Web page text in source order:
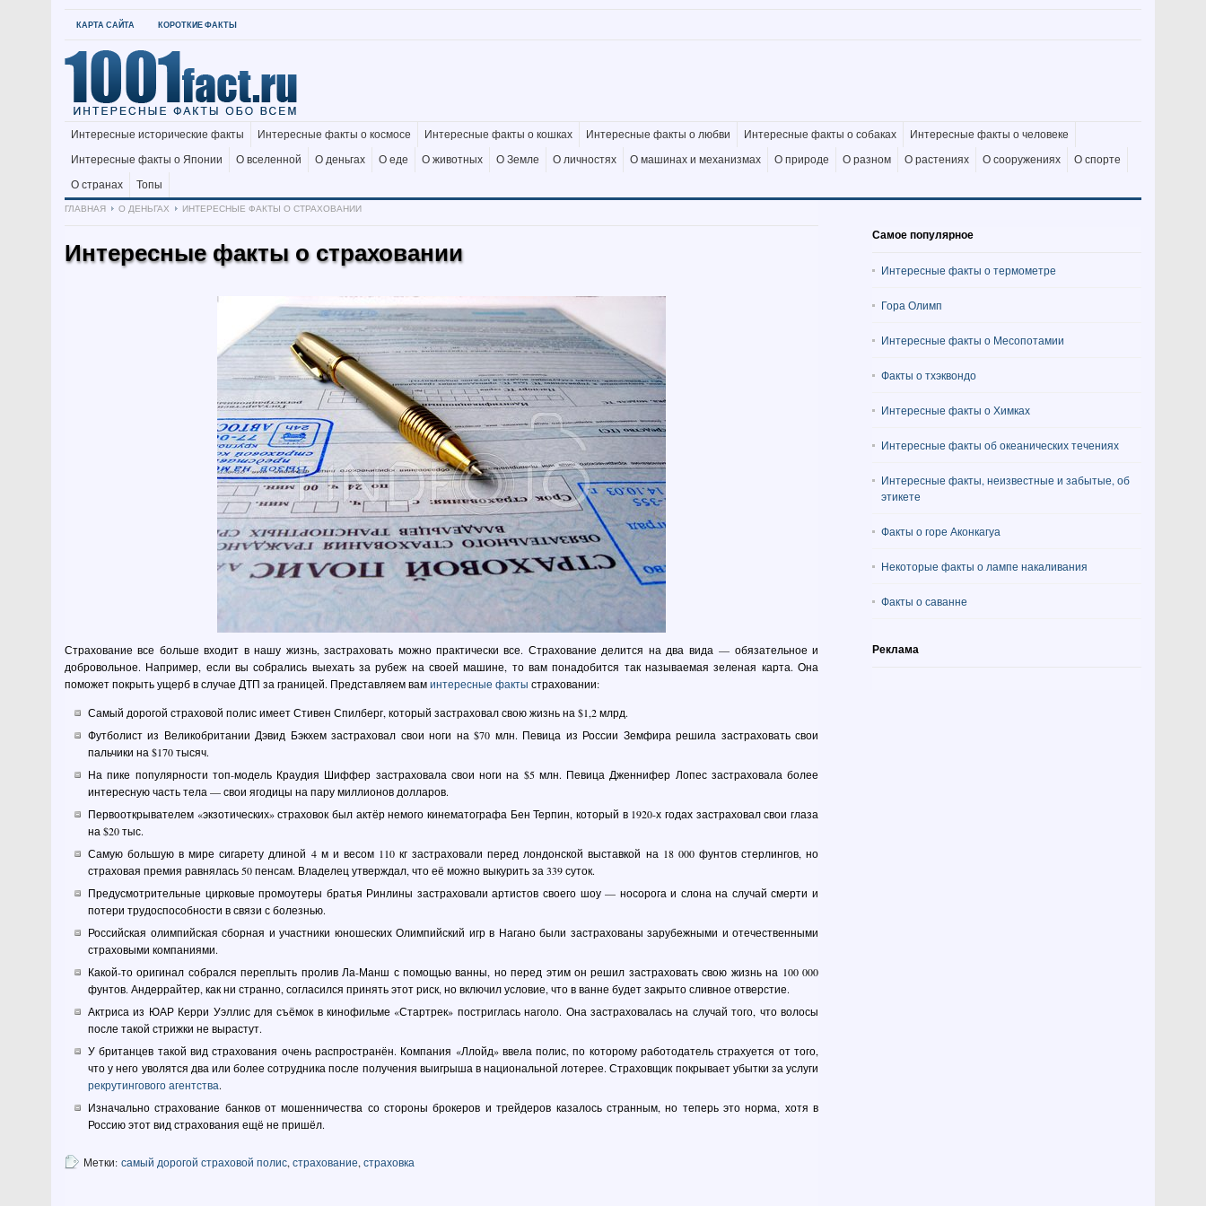
КАРТА САЙТА КОРОТКИЕ ФАКТЫ
Интересные исторические факты Интересные факты о космосе Интересные факты о кошках Интересные факты о любви Интересные факты о собаках
Интересные факты о человеке
Интересные факты о Японии
О вселенной О деньгах О еде О животных О Земле О личностях О машинах и механизмах О природе О разном О растениях О сооружениях
О спорте
О странах
Топы
ГЛАВНАЯ
О ДЕНЬГАХ ИНТЕРЕСНЫЕ ФАКТЫ О СТРАХОВАНИИ
Интересные факты о страховании
Страхование все больше входит в нашу жизнь, застраховать можно практически все. Страхование делится на два вида — обязательное и
добровольное. Например, если вы собрались выехать за рубеж на своей машине, то вам понадобится так называемая зеленая карта. Она
поможет покрыть ущерб в случае ДТП за границей. Представляем ваминтересные факты страховании:
Самый дорогой страховой полис имеет Стивен Спилберг, который застраховал свою жизнь на $1,2 млрд.
Футболист из Великобритании Дэвид Бэкхем застраховал свои ноги на $70 млн. Певица из России Земфира решила застраховать свои
пальчики на $170 тысяч.
На пике популярности топ-модель Краудия Шиффер застраховала свои ноги на $5 млн. Певица Дженнифер Лопес застраховала более
интересную часть тела — свои ягодицы на пару миллионов долларов.
Первооткрывателем «экзотических» страховок был актёр немого кинематографа Бен Терпин, который в 1920-х годах застраховал свои глаза
на $20 тыс.
Самую большую в мире сигарету длиной 4 м и весом 110 кг застраховали перед лондонской выставкой на 18 000 фунтов стерлингов, но
страховая премия равнялась 50 пенсам. Владелец утверждал, что её можно выкурить за 339 суток.
Предусмотрительные цирковые промоутеры братья Ринлины застраховали артистов своего шоу — носорога и слона на случай смерти и
потери трудоспособности в связи с болезнью.
Российская олимпийская сборная и участники юношеских Олимпийский игр в Нагано были застрахованы зарубежными и отечественными
страховыми компаниями.
Какой-то оригинал собрался переплыть пролив Ла-Манш с помощью ванны, но перед этим он решил застраховать свою жизнь на 100 000
фунтов. Андеррайтер, как ни странно, согласился принять этот риск, но включил условие, что в ванне будет закрыто сливное отверстие.
Актриса из ЮАР Керри Уэллис для съёмок в кинофильме «Стартрек» постриглась наголо. Она застраховалась на случай того, что волосы
после такой стрижки не вырастут.
У британцев такой вид страхования очень распространён. Компания «Ллойд» ввела полис, по которому работодатель страхуется от того,
что у него уволятся два или более сотрудника после получения выигрыша в национальной лотерее. Страховщик покрывает убытки за услуги
рекрутингового агентства.
Изначально страхование банков от мошенничества со стороны брокеров и трейдеров казалось странным, но теперь это норма, хотя в
Россию этот вид страхования ещё не пришёл.
Метки: самый дорогой страховой полис, страхование, страховка
Самое популярное
Интересные факты о термометре
Гора Олимп
Интересные факты о Месопотамии
Факты о тхэквондо
Интересные факты о Химках
Интересные факты об океанических течениях
Интересные факты, неизвестные и забытые, об
этикете
Факты о горе Аконкагуа
Некоторые факты о лампе накаливания
Факты о саванне
Реклама